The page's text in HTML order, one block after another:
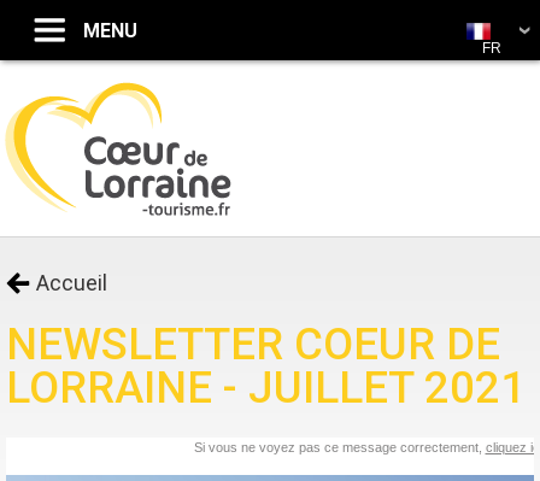
Accueil
NEWSLETTER COEUR DE
LORRAINE - JUILLET 2021
Si vous ne voyez pas ce message correctement, cliquez
FR